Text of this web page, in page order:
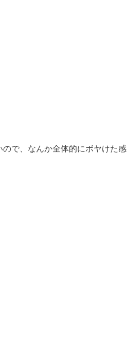
で、なんか全体的にボヤけた感